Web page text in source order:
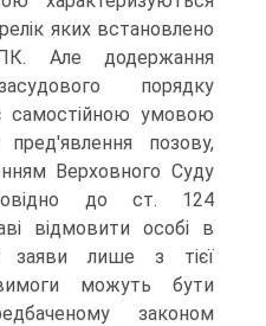
яких встановлено
Але додержання
порядку
самостійною умовою
пред'явлення позову,
Верховного Суду
до ст. 124
відмовити особі в
заяви лише з тієї
можуть бути
законом